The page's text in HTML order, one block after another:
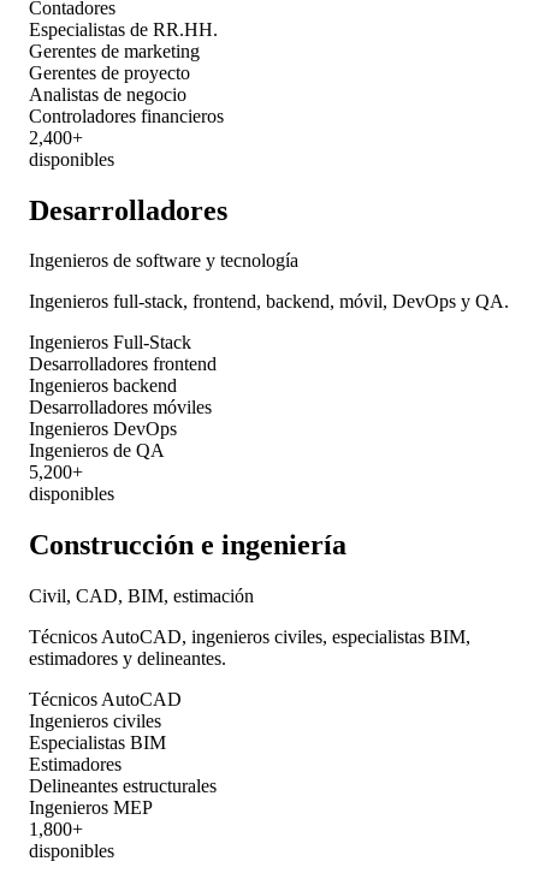
Contadores
Especialistas de RR.HH.
Gerentes de marketing
Gerentes de proyecto
Analistas de negocio
Controladores financieros
2,400+
disponibles
Desarrolladores
Ingenieros de software y tecnología
Ingenieros full-stack, frontend, backend, móvil, DevOps y QA.
Ingenieros Full-Stack
Desarrolladores frontend
Ingenieros backend
Desarrolladores móviles
Ingenieros DevOps
Ingenieros de QA
5,200+
disponibles
Construcción e ingeniería
Civil, CAD, BIM, estimación
Técnicos AutoCAD, ingenieros civiles, especialistas BIM,
estimadores y delineantes.
Técnicos AutoCAD
Ingenieros civiles
Especialistas BIM
Estimadores
Delineantes estructurales
Ingenieros MEP
1,800+
disponibles